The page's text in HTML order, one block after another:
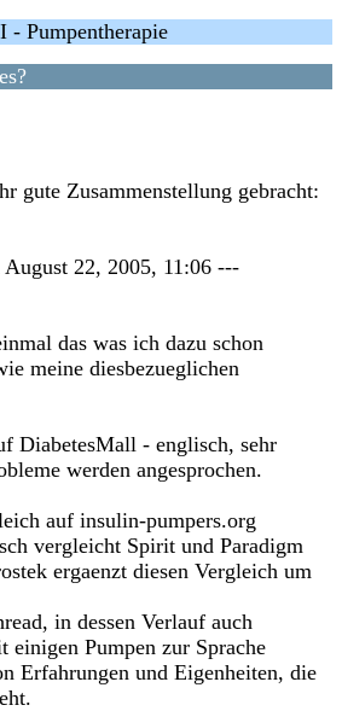
- Pumpentherapie
gute Zusammenstellung gebracht:
22, 2005, 11:06 ---
das was ich dazu schon
meine diesbezueglichen
DiabetesMall - englisch, sehr
werden angesprochen.
auf insulin-pumpers.org
vergleicht Spirit und Paradigm
ergaenzt diesen Vergleich um
in dessen Verlauf auch
einigen Pumpen zur Sprache
Erfahrungen und Eigenheiten, die